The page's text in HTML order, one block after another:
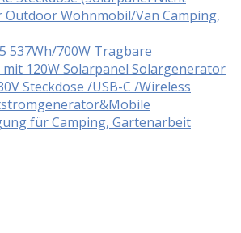
Outdoor Wohnmobil/Van Camping,
537Wh/700W Tragbare
120W Solarpanel Solargenerator
Steckdose /USB-C /Wireless
für Camping, Gartenarbeit